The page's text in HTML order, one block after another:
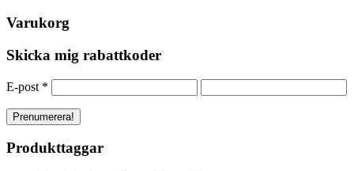
Varukorg
Skicka mig rabattkoder
E-post *
Produkttaggar